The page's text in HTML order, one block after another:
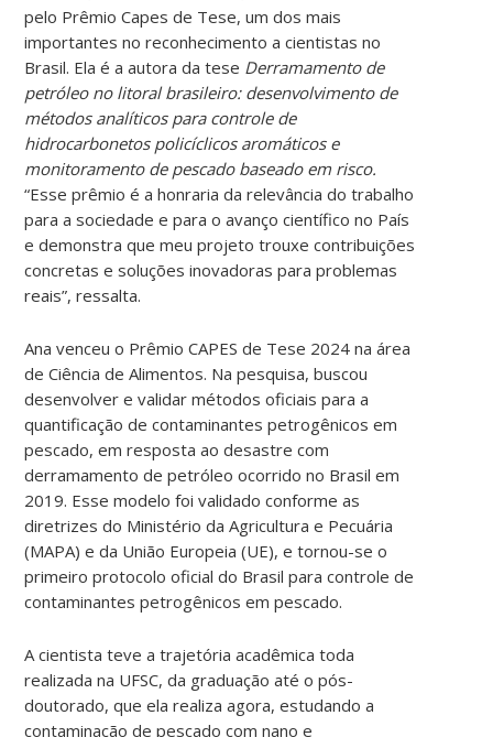
pelo Prêmio Capes de Tese, um dos mais
importantes no reconhecimento a cientistas no
Brasil. Ela é a autora da tese Derramamento de
petróleo no litoral brasileiro: desenvolvimento de
métodos analíticos para controle de
hidrocarbonetos policíclicos aromáticos e
monitoramento de pescado baseado em risco.
“Esse prêmio é a honraria da relevância do trabalho
para a sociedade e para o avanço científico no País
e demonstra que meu projeto trouxe contribuições
concretas e soluções inovadoras para problemas
reais”, ressalta.
Ana venceu o Prêmio CAPES de Tese 2024 na área
de Ciência de Alimentos. Na pesquisa, buscou
desenvolver e validar métodos oficiais para a
quantificação de contaminantes petrogênicos em
pescado, em resposta ao desastre com
derramamento de petróleo ocorrido no Brasil em
2019. Esse modelo foi validado conforme as
diretrizes do Ministério da Agricultura e Pecuária
(MAPA) e da União Europeia (UE), e tornou-se o
primeiro protocolo oficial do Brasil para controle de
contaminantes petrogênicos em pescado.
A cientista teve a trajetória acadêmica toda
realizada na UFSC, da graduação até o pós-
doutorado, que ela realiza agora, estudando a
contaminação de pescado com nano e